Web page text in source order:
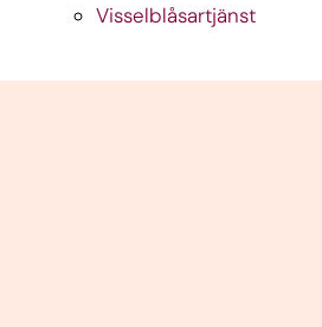
Visselblåsartjänst